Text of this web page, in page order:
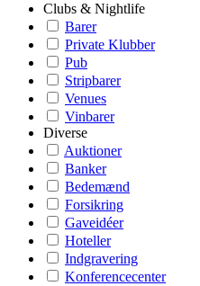
Clubs & Nightlife
Barer
Private Klubber
Pub
Stripbarer
Venues
Vinbarer
Diverse
Auktioner
Banker
Bedemænd
Forsikring
Gaveidéer
Hoteller
Indgravering
Konferencecenter